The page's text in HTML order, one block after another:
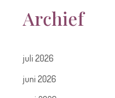
Archief
juli 2026
juni 2026